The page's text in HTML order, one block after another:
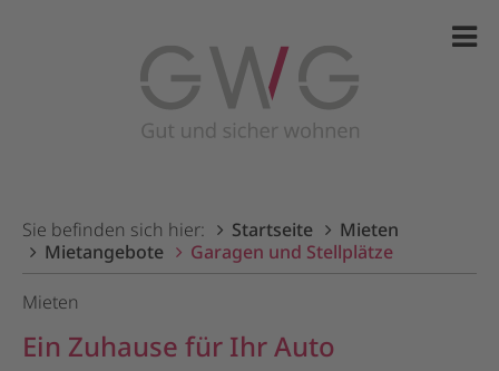
Sie befinden sich hier: Startseite
Mieten
Mietangebote
Garagen und Stellplätze
Mieten
Ein Zuhause für Ihr Auto